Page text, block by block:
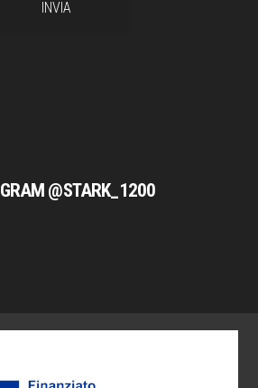
@STARK_1200